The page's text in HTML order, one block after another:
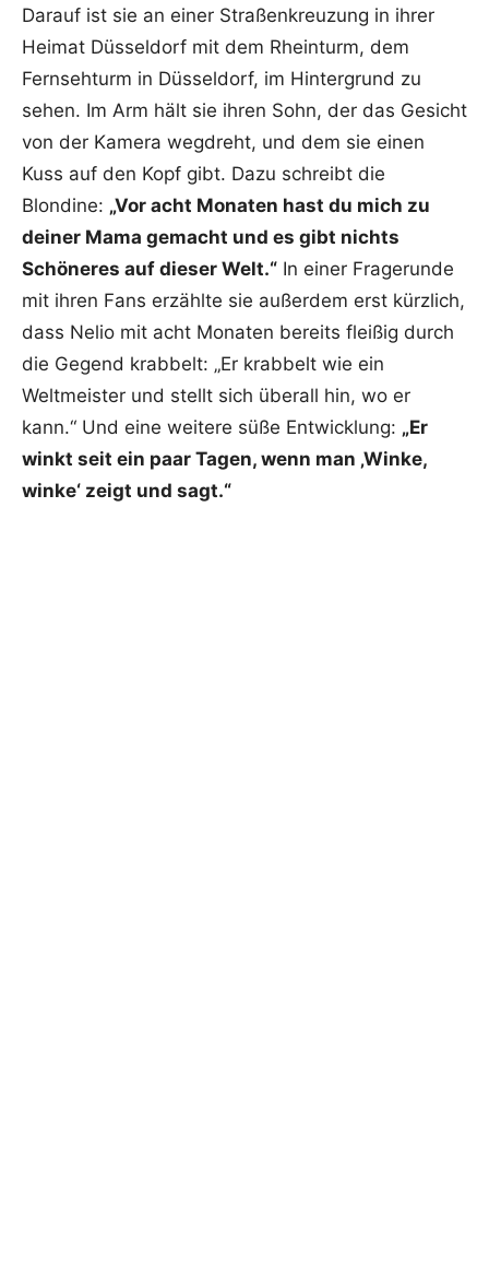
Darauf ist sie an einer Straßenkreuzung in ihrer
Heimat Düsseldorf mit dem Rheinturm, dem
Fernsehturm in Düsseldorf, im Hintergrund zu
sehen. Im Arm hält sie ihren Sohn, der das Gesicht
von der Kamera wegdreht, und dem sie einen
Kuss auf den Kopf gibt. Dazu schreibt die
Blondine: „Vor acht Monaten hast du mich zu
deiner Mama gemacht und es gibt nichts
Schöneres auf dieser Welt.“ In einer Fragerunde
mit ihren Fans erzählte sie außerdem erst kürzlich,
dass Nelio mit acht Monaten bereits fleißig durch
die Gegend krabbelt: „Er krabbelt wie ein
Weltmeister und stellt sich überall hin, wo er
kann.“ Und eine weitere süße Entwicklung: „Er
winkt seit ein paar Tagen, wenn man ‚Winke,
winke‘ zeigt und sagt.“